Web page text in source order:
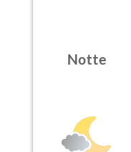
Notte